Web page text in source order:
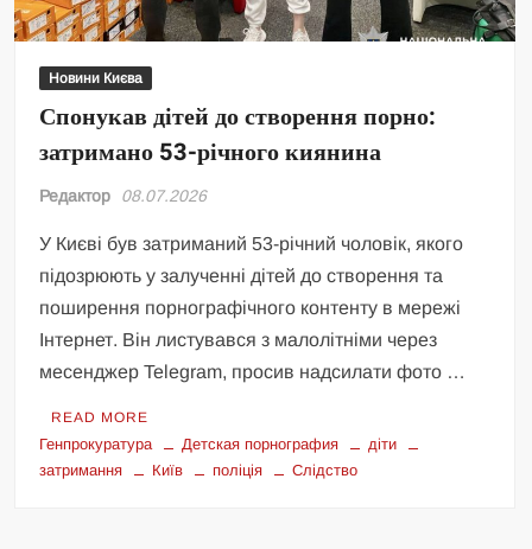
Новини Києва
Спонукав дітей до створення порно:
затримано 53-річного киянина
Редактор 08.07.2026
У Києві був затриманий 53-річний чоловік, якого
підозрюють у залученні дітей до створення та
поширення порнографічного контенту в мережі
Інтернет. Він листувався з малолітніми через
месенджер Telegram, просив надсилати фото …
READ MORE
Генпрокуратура Детская порнография
діти
затримання
Київ поліція Слідство